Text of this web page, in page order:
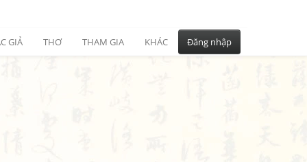
GIẢ THƠ THAM GIA KHÁC Đăng nhập